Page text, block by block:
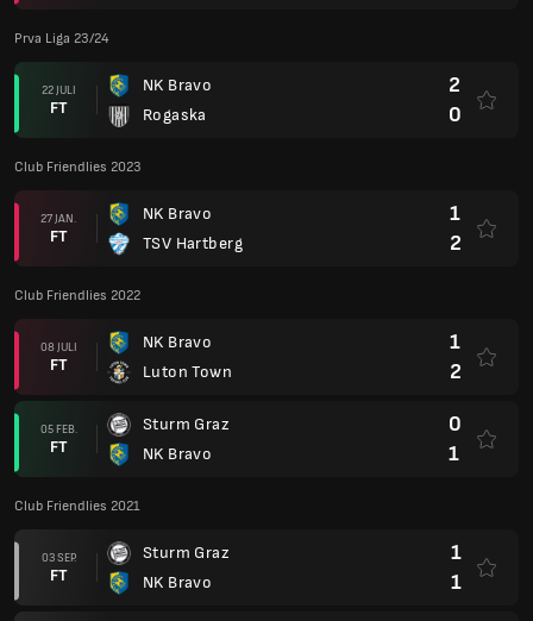
Prva Liga 23/24
22 JULI
FT
NK Bravo
Rogaska
2
0
Club Friendlies 2023
27 JAN.
FT
NK Bravo
TSV Hartberg
1
2
Club Friendlies 2022
08 JULI
FT
NK Bravo
Luton Town
1
2
05 FEB.
FT
Sturm Graz
NK Bravo
0
1
Club Friendlies 2021
03 SEP.
FT
Sturm Graz
NK Bravo
1
1